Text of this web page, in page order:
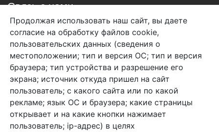
Связь с нами
+7 (495) 933-38-08
info@arben-textile.ru- оптовые продажи
Арбен текстиль г. Щелково, пер.
1-й Советский д.25, владение 2.
Продолжая использовать наш сайт, вы даете
согласие на обработку файлов cookie,
пользовательских данных (сведения о
местоположении; тип и версия ОС; тип и версия
браузера; тип устройства и разрешение его
экрана; источник откуда пришел на сайт
пользователь; с какого сайта или по какой
рекламе; язык ОС и браузера; какие страницы
открывает и на какие кнопки нажимает
пользователь; ip-адрес) в целях